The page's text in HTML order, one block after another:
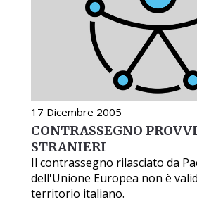
17 Dicembre 2005
CONTRASSEGNO
STRANIERI
Il contrassegno rilasciato da
dell'Unione Europea non è
territorio italiano.